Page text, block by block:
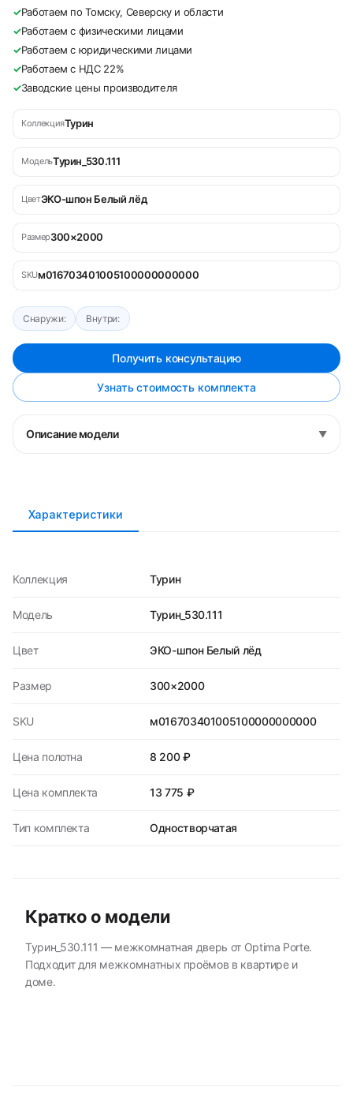
✓Работаем по Томску, Северску и области
✓Работаем с физическими лицами
✓Работаем с юридическими лицами
✓Работаем с НДС 22%
✓Заводские цены производителя
КоллекцияТурин
МодельТурин_530.111
ЦветЭКО-шпон Белый лёд
Размер300×2000
SKUм016703401005100000000000
Снаружи: Внутри:
Получить консультацию
Узнать стоимость комплекта
Описание модели ▼
Характеристики
Коллекция Турин
Модель Турин_530.111
Цвет ЭКО-шпон Белый лёд
Размер 300×2000
SKU м016703401005100000000000
Цена полотна 8 200 ₽
Цена комплекта 13 775 ₽
Тип комплекта Одностворчатая
Кратко о модели
Турин_530.111 — межкомнатная дверь от Optima Porte.
Подходит для межкомнатных проёмов в квартире и
доме.